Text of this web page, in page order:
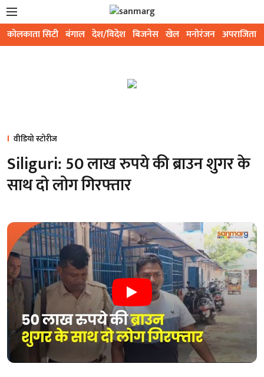
कोलकाता सिटी बंगाल देश/विदेश बिजनेस खेल मनोरंजन अपराजिता
वीडियो स्टोरीज
Siliguri: 50 लाख रुपये की ब्राउन शुगर के
साथ दो लोग गिरफ्तार